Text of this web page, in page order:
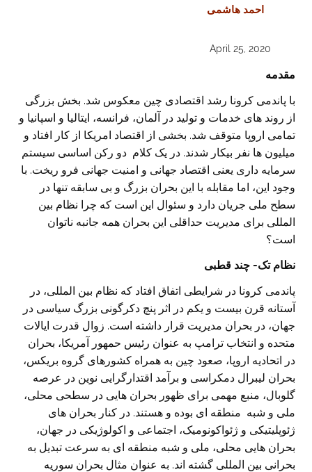
احمد هاشمی
April 25, 2020
مقدمه
با پاندمی کرونا رشد اقتصادی چین معکوس شد. بخش بزرگی
از روند های خدمات و تولید در آلمان، فرانسه، ایتالیا و اسپانیا و
تمامی اروپا متوقف شد. بخشی از اقتصاد امریکا از کار افتاد و
میلیون ها نفر بیکار شدند. در یک کلام دو رکن اساسی سیستم
سرمایه داری یعنی اقتصاد جهانی و امنیت جهانی فرو ریخت. با
وجود این، اما مقابله با این بحران بزرگ و بی سابقه تنها در
سطح ملی جریان دارد و سئوال این است که چرا نظام بین
المللی برای مدیریت حداقلی این بحران همه جانبه ناتوان
است؟
نظام تک- چند قطبی
پاندمی کرونا در شرایطی اتفاق افتاد که نظام بین المللی، در
آستانه قرن بیست و یکم در اثر پنچ دکرگونی بزرگ سیاسی در
جهان، در بحران مدیریت قرار داشته است. زوال قدرت ایالات
متحده و انتخاب ترامپ به عنوان رئیس حمهور آمریکا، بحران
در اتحادیه اروپا، صعود چین به همراه کشورهای گروه بریکس،
بحران لیبرال دمکراسی و برآمد اقتدارگرایی نوین در عرصه
گلوبال، منبع مهمی برای ظهور بحران هایی در سطحی محلی،
ملی و شبه منطقه ای بوده و هستند. در کنار بحران های
ژئوپلیتیکی و ژئواکونومیک، اجتماعی و اکولوژیکی در جهان،
بحران هایی محلی، ملی و شبه منطقه ای به سرعت تبدیل به
بحرانی بین المللی گشته اند. به عنوان مثال بحران سوریه